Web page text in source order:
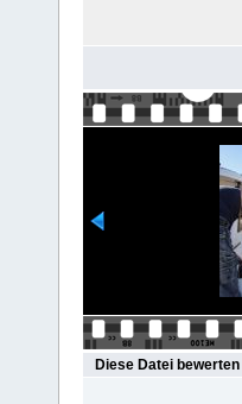
Diese Datei bewerten